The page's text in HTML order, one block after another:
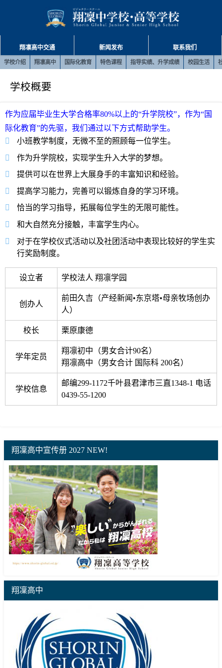
翔凛高中交通 新闻发布 联系我们
学校介绍 翔凛高中 国际化教育 特色课程 指导实绩、升学成绩 校园生活
学校概要
作为应届毕业生大学合格率80%以上的“升学院校”，作为“国
际化教育”的先驱，我们通过以下方式帮助学生。
小班教学制度，无微不至的照顾每一位学生。
作为升学院校，实现学生升入大学的梦想。
提供可以在世界上大展身手的丰富知识和经验。
提高学习能力，完善可以锻炼自身的学习环境。
恰当的学习指导，拓展每位学生的无限可能性。
和大自然充分接触，丰富学生内心。
对于在学校仪式活动以及社团活动中表现比较好的学生实
行奖励制度。
设立者 学校法人 翔凛学园
创办人
前田久吉（产经新闻•东京塔•母亲牧场创办
人）
校长 栗原康德
学年定员
翔凛初中（男女合计90名）
翔凛高中（男女合计 国际科 200名）
学校信息
邮编299-1172千叶县君津市三直1348-1 电话
0439-55-1200
翔凜高中宣传册 2027 NEW!
翔凜高中